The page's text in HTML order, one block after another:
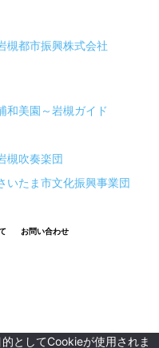
お問い合わせ
としてCookieが使用されま